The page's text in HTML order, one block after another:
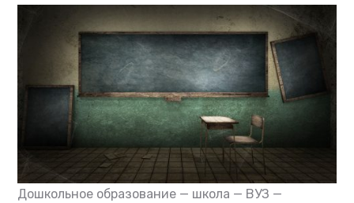
Дошкольное образование — школа — ВУЗ —